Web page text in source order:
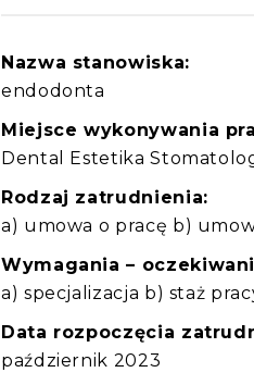
Nazwa stanowiska:
endodonta
Miejsce wykonywania
Dental Estetika
Rodzaj zatrudnienia:
a) umowa o pracę b)
Wymagania –
a) specjalizacja b) staż
Data rozpoczęcia
październik 2023